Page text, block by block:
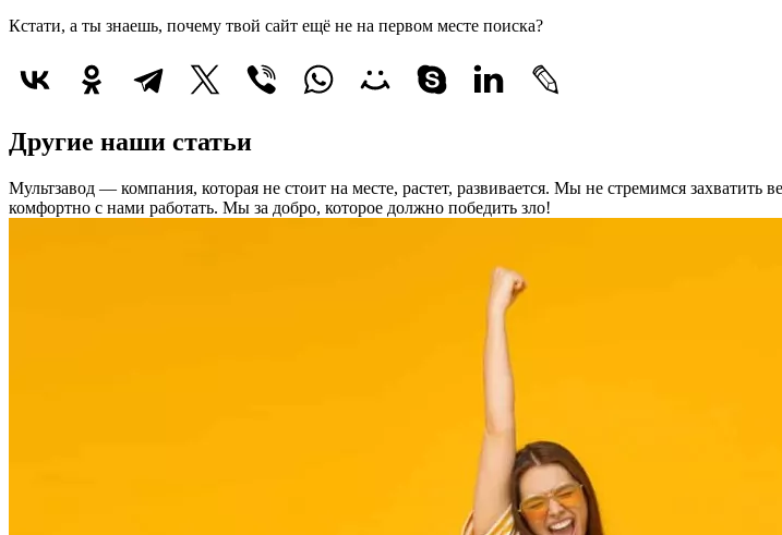
Кстати, а ты знаешь, почему твой сайт ещё не на первом месте поиска?
Другие наши статьи
Мультзавод — компания, которая не стоит на месте, растет, развивается. Мы не стремимся
комфортно с нами работать. Мы за добро, которое должно победить зло!